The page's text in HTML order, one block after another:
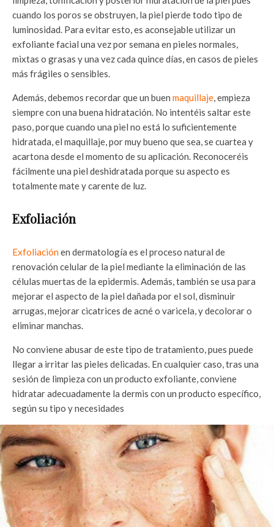
cuando los poros se obstruyen, la piel pierde todo tipo de
luminosidad. Para evitar esto, es aconsejable utilizar un
exfoliante facial una vez por semana en pieles normales,
mixtas o grasas y una vez cada quince días, en casos de pieles
más frágiles o sensibles.
Además, debemos recordar que un buen maquillaje, empieza
siempre con una buena hidratación. No intentéis saltar este
paso, porque cuando una piel no está lo suficientemente
hidratada, el maquillaje, por muy bueno que sea, se cuartea y
acartona desde el momento de su aplicación. Reconoceréis
fácilmente una piel deshidratada porque su aspecto es
totalmente mate y carente de luz.
Exfoliación
Exfoliaciónen dermatología es el proceso natural de
renovación celular de la piel mediante la eliminación de las
células muertas de la epidermis. Además, también se usa para
mejorar el aspecto de la piel dañada por el sol, disminuir
arrugas, mejorar cicatrices de acné o varicela, y decolorar o
eliminar manchas.
No conviene abusar de este tipo de tratamiento, pues puede
llegar a irritar las pieles delicadas. En cualquier caso, tras una
sesión de limpieza con un producto exfoliante, conviene
hidratar adecuadamente la dermis con un producto específico,
según su tipo y necesidades